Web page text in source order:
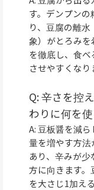
す。デンプン
り、豆腐の離
象）がとろみを
を徹底し、食
させやすくなり
Q: 辛さを控
わりに何を
A: 豆板醤を減
量を増やす方
あり、辛みが
方に向きます
を大さじ1加え